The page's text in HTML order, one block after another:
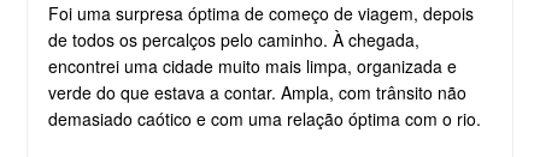
Foi uma surpresa óptima de começo de viagem, depois
de todos os percalços pelo caminho. À chegada,
encontrei uma cidade muito mais limpa, organizada e
verde do que estava a contar. Ampla, com trânsito não
demasiado caótico e com uma relação óptima com o rio.